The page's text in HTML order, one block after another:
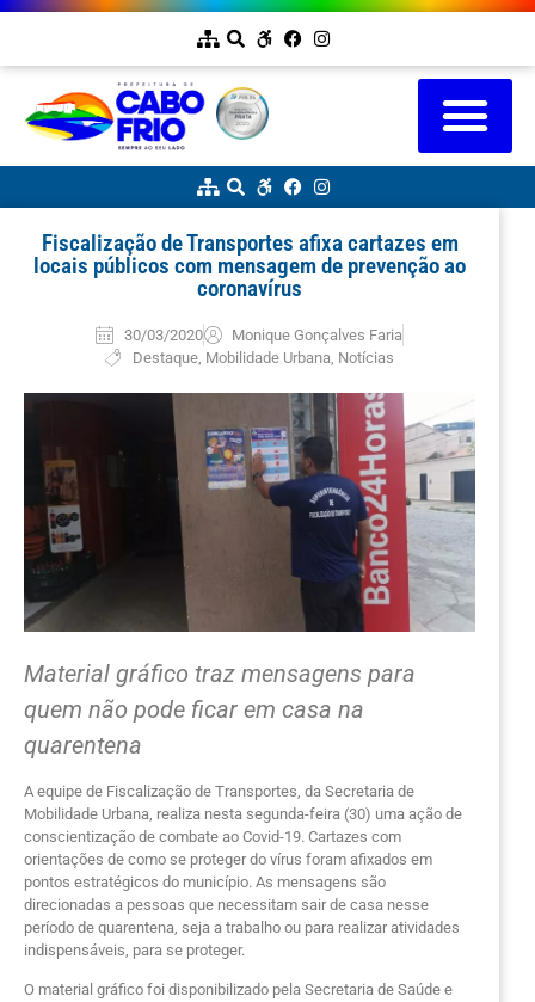
Fiscalização de Transportes afixa cartazes em
locais públicos com mensagem de prevenção ao
coronavírus
30/03/2020
Monique Gonçalves Faria
Destaque Mobilidade Urbana Notícias
Material gráfico traz mensagens para
quem não pode ficar em casa na
quarentena
A equipe de Fiscalização de Transportes, da Secretaria de
Mobilidade Urbana, realiza nesta segunda-feira (30) uma ação de
conscientização de combate ao Covid-19. Cartazes com
orientações de como se proteger do vírus foram afixados em
pontos estratégicos do município. As mensagens são
direcionadas a pessoas que necessitam sair de casa nesse
período de quarentena, seja a trabalho ou para realizar atividades
indispensáveis, para se proteger.
O material gráfico foi disponibilizado pela Secretaria de Saúde e